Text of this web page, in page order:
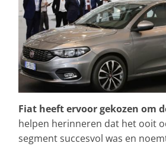
Fiat heeft ervoor gekozen om
helpen herinneren dat het ooit
segment succesvol was en